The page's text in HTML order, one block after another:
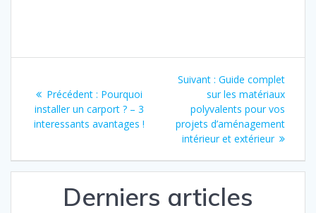
de
l’article
Précédent : Article
précédent
:
Pourquoi
installer un carport ? – 3
interessants avantages !
Suivant : Article
suivant
:
Guide complet
sur les matériaux
polyvalents pour vos
projets d’aménagement
intérieur et extérieur
Derniers articles